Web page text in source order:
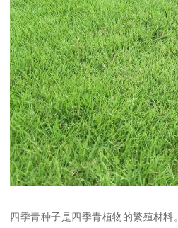
四季青种子是四季青植物的繁殖材